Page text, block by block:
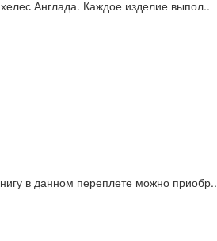
Англада. Каждое изделие выпол..
в данном переплете можно приобр..